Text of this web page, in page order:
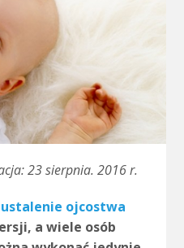
23 sierpnia. 2016 r.
ustalenie ojcostwa
a wiele osób